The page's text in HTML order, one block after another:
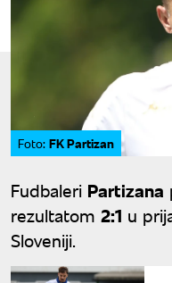
Foto: FK Partizan
Fudbaleri Partizana
rezultatom 2:1 u
Sloveniji.